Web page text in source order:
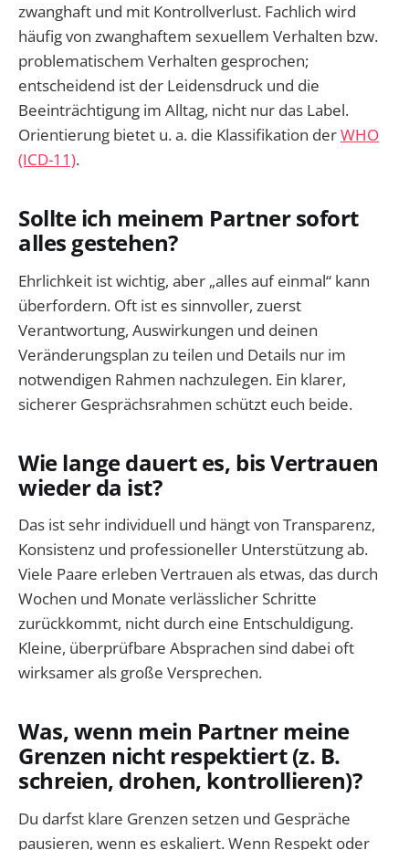
zwanghaft und mit Kontrollverlust. Fachlich wird
häufig von zwanghaftem sexuellem Verhalten bzw.
problematischem Verhalten gesprochen;
entscheidend ist der Leidensdruck und die
Beeinträchtigung im Alltag, nicht nur das Label.
Orientierung bietet u. a. die Klassifikation derWHO
(ICD-11).
Sollte ich meinem Partner sofort
alles gestehen?
Ehrlichkeit ist wichtig, aber „alles auf einmal“ kann
überfordern. Oft ist es sinnvoller, zuerst
Verantwortung, Auswirkungen und deinen
Veränderungsplan zu teilen und Details nur im
notwendigen Rahmen nachzulegen. Ein klarer,
sicherer Gesprächsrahmen schützt euch beide.
Wie lange dauert es, bis Vertrauen
wieder da ist?
Das ist sehr individuell und hängt von Transparenz,
Konsistenz und professioneller Unterstützung ab.
Viele Paare erleben Vertrauen als etwas, das durch
Wochen und Monate verlässlicher Schritte
zurückkommt, nicht durch eine Entschuldigung.
Kleine, überprüfbare Absprachen sind dabei oft
wirksamer als große Versprechen.
Was, wenn mein Partner meine
Grenzen nicht respektiert (z. B.
schreien, drohen, kontrollieren)?
Du darfst klare Grenzen setzen und Gespräche
pausieren, wenn es eskaliert. Wenn Respekt oder